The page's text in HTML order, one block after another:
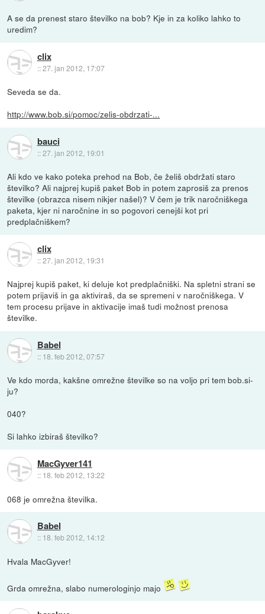
A se da prenest staro številko na bob? Kje in za koliko lahko to
uredim?
clix
::27. jan 2012, 17:07
Seveda se da.
http://www.bob.si/pomoc/zelis-obdrzati-...
bauci
::27. jan 2012, 19:01
Ali kdo ve kako poteka prehod na Bob, če želiš obdržati staro
številko? Ali najprej kupiš paket Bob in potem zaprosiš za prenos
številke (obrazca nisem nikjer našel)? V čem je trik naročniškega
paketa, kjer ni naročnine in so pogovori cenejši kot pri
predplačniškem?
clix
::27. jan 2012, 19:31
Najprej kupiš paket, ki deluje kot predplačniški. Na spletni strani se
potem prijaviš in ga aktiviraš, da se spremeni v naročniškega. V
tem procesu prijave in aktivacije imaš tudi možnost prenosa
številke.
Babel
:: 18. feb 2012, 07:57
Ve kdo morda, kakšne omrežne številke so na voljo pri tem bob.si-
ju?
040?
Si lahko izbiraš številko?
MacGyver141
:: 18. feb 2012, 13:22
068 je omrežna številka.
Babel
:: 18. feb 2012, 14:12
Hvala MacGyver!
Grda omrežna, slabo numerologinjo majo